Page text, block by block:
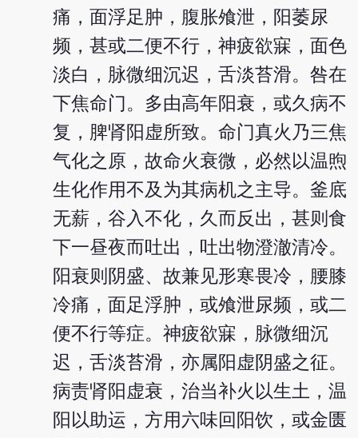
痛，面浮足肿，腹胀飧泄，阳萎尿
频，甚或二便不行，神疲欲寐，面色
淡白，脉微细沉迟，舌淡苔滑。咎在
下焦命门。多由高年阳衰，或久病不
复，脾肾阳虚所致。命门真火乃三焦
气化之原，故命火衰微，必然以温煦
生化作用不及为其病机之主导。釜底
无薪，谷入不化，久而反出，甚则食
下一昼夜而吐出，吐出物澄澈清冷。
阳衰则阴盛、故兼见形寒畏冷，腰膝
冷痛，面足浮肿，或飧泄尿频，或二
便不行等症。神疲欲寐，脉微细沉
迟，舌淡苔滑，亦属阳虚阴盛之征。
病责肾阳虚衰，治当补火以生土，温
阳以助运，方用六味回阳饮，或金匮